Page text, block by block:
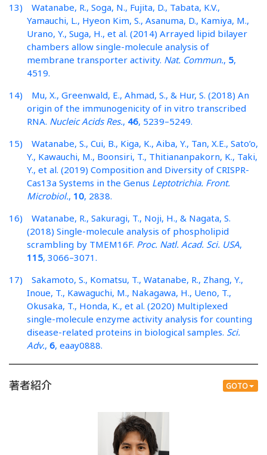
13) Watanabe, R., Soga, N., Fujita, D., Tabata, K.V.,
Yamauchi, L., Hyeon Kim, S., Asanuma, D., Kamiya, M.,
Urano, Y., Suga, H., et al. (2014) Arrayed lipid bilayer
chambers allow single-molecule analysis of
membrane transporter activity. Nat. Commun., 5,
4519.
14) Mu, X., Greenwald, E., Ahmad, S., & Hur, S. (2018) An
origin of the immunogenicity of in vitro transcribed
RNA. Nucleic Acids Res., 46, 5239–5249.
15) Watanabe, S., Cui, B., Kiga, K., Aiba, Y., Tan, X.E., Sato’o,
Y., Kawauchi, M., Boonsiri, T., Thitiananpakorn, K., Taki,
Y., et al. (2019) Composition and Diversity of CRISPR-
Cas13a Systems in the Genus Leptotrichia. Front.
Microbiol., 10, 2838.
16) Watanabe, R., Sakuragi, T., Noji, H., & Nagata, S.
(2018) Single-molecule analysis of phospholipid
scrambling by TMEM16F. Proc. Natl. Acad. Sci. USA,
115, 3066–3071.
17) Sakamoto, S., Komatsu, T., Watanabe, R., Zhang, Y.,
Inoue, T., Kawaguchi, M., Nakagawa, H., Ueno, T.,
Okusaka, T., Honda, K., et al. (2020) Multiplexed
single-molecule enzyme activity analysis for counting
disease-related proteins in biological samples. Sci.
Adv., 6, eaay0888.
GOTO
著者紹介